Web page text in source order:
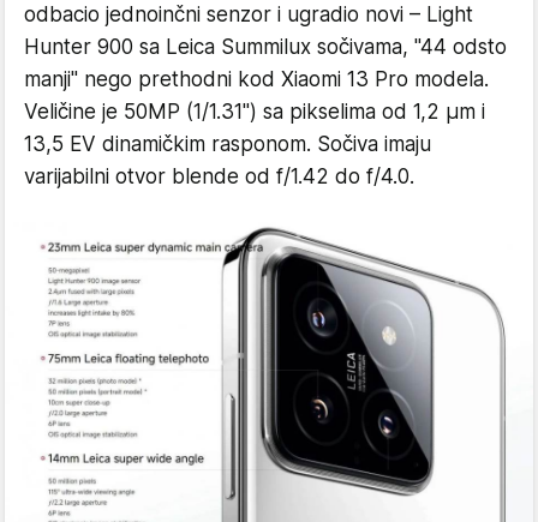
odbacio jednoinčni senzor i ugradio novi – Light
Hunter 900 sa Leica Summilux sočivama, "44 odsto
manji" nego prethodni kod Xiaomi 13 Pro modela.
Veličine je 50MP (1/1.31") sa pikselima od 1,2 μm i
13,5 EV dinamičkim rasponom. Sočiva imaju
varijabilni otvor blende od f/1.42 do f/4.0.